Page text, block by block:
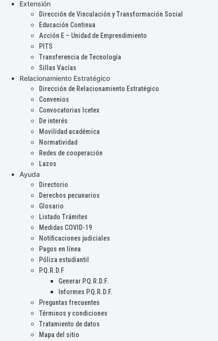
Extensión
Dirección de Vinculación y Transformación Social
Educación Continua
Acción E – Unidad de Emprendimiento
PITS
Transferencia de Tecnología
Sillas Vacías
Relacionamiento Estratégico
Dirección de Relacionamiento Estratégico
Convenios
Convocatorias Icetex
De interés
Movilidad académica
Normatividad
Redes de cooperación
Lazos
Ayuda
Directorio
Derechos pecunarios
Glosario
Listado Trámites
Medidas COVID-19
Notificaciones judiciales
Pagos en línea
Póliza estudiantil
P.Q.R.D.F
Generar P.Q.R.D.F.
Informes P.Q.R.D.F.
Preguntas frecuentes
Términos y condiciones
Tratamiento de datos
Mapa del sitio